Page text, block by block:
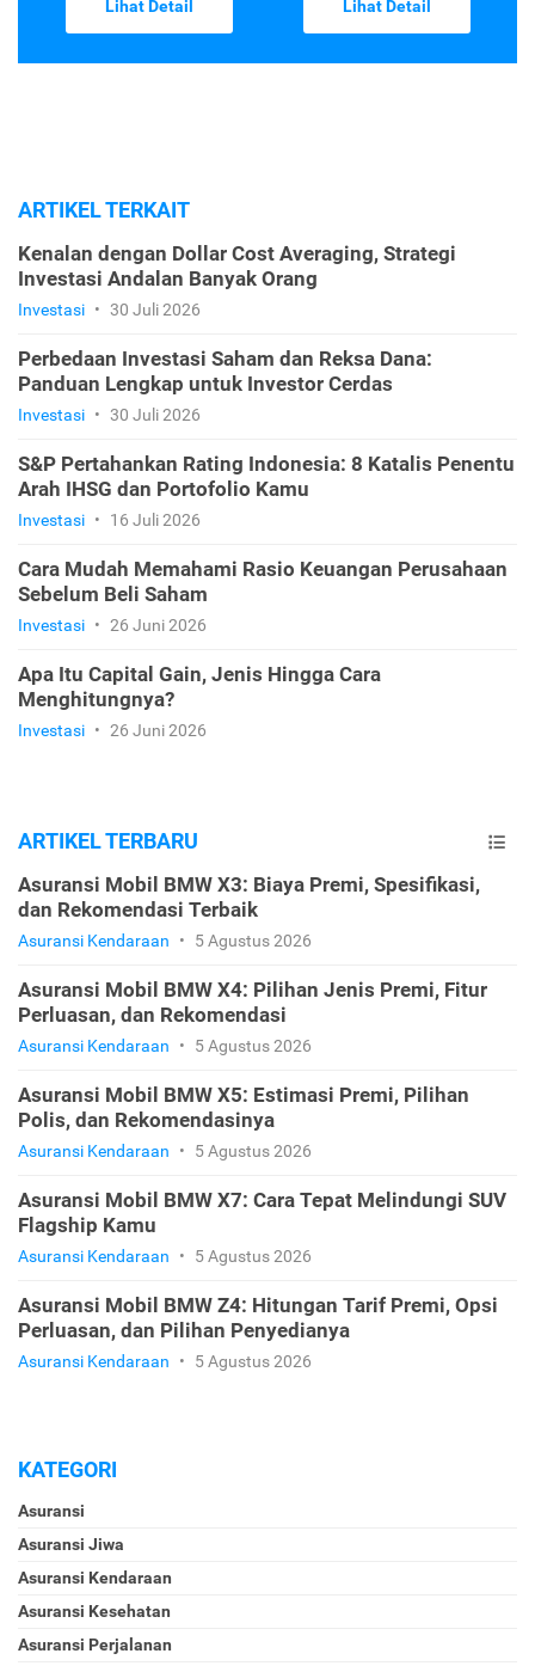
Lihat Detail Lihat Detail
ARTIKEL TERKAIT
Kenalan dengan Dollar Cost Averaging, Strategi
Investasi Andalan Banyak Orang
Investasi • 30 Juli 2026
Perbedaan Investasi Saham dan Reksa Dana:
Panduan Lengkap untuk Investor Cerdas
Investasi • 30 Juli 2026
S&P Pertahankan Rating Indonesia: 8 Katalis Penentu
Arah IHSG dan Portofolio Kamu
Investasi • 16 Juli 2026
Cara Mudah Memahami Rasio Keuangan Perusahaan
Sebelum Beli Saham
Investasi • 26 Juni 2026
Apa Itu Capital Gain, Jenis Hingga Cara
Menghitungnya?
Investasi • 26 Juni 2026
ARTIKEL TERBARU
Asuransi Mobil BMW X3: Biaya Premi, Spesifikasi,
dan Rekomendasi Terbaik
Asuransi Kendaraan • 5 Agustus 2026
Asuransi Mobil BMW X4: Pilihan Jenis Premi, Fitur
Perluasan, dan Rekomendasi
Asuransi Kendaraan • 5 Agustus 2026
Asuransi Mobil BMW X5: Estimasi Premi, Pilihan
Polis, dan Rekomendasinya
Asuransi Kendaraan • 5 Agustus 2026
Asuransi Mobil BMW X7: Cara Tepat Melindungi SUV
Flagship Kamu
Asuransi Kendaraan • 5 Agustus 2026
Asuransi Mobil BMW Z4: Hitungan Tarif Premi, Opsi
Perluasan, dan Pilihan Penyedianya
Asuransi Kendaraan • 5 Agustus 2026
KATEGORI
Asuransi
Asuransi Jiwa
Asuransi Kendaraan
Asuransi Kesehatan
Asuransi Perjalanan